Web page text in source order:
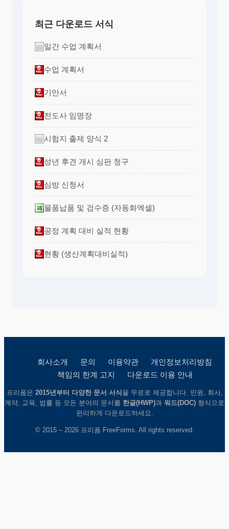
최근 다운로드 서식
일간 수업 계획서
수업 계획서
기안서
전도사 임명장
시험지 출제 양식 2
성년 후견 개시 심판 청구
심방 신청서
물품납품 및 검수증 (자동화엑셀)
공정 계획 대비 실적 현황
현황 (생산계획대비실적)
회사소개 문의 이용약관
개인정보처리방침
책임의 한계 고지
다운로드 이용 안내
프리폼은 2015년부터 다양한 문서 서식 을 무료로 제공합니다. 민원, 회사,
계약, 교육, 법률 등 모든 분야의 문서를 한글(HWP)과 워드(DOC) 형식으로
편리하게 다운로드하세요.
© 2015 – 2026 프리폼 FreeForms. All rights reserved.